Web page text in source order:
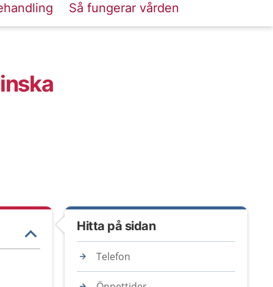
Så fungerar vården
Hitta på sidan
Telefon